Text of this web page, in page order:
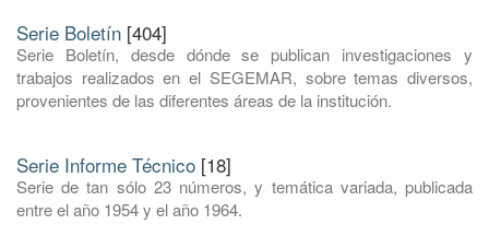
Serie Boletín [404]
Serie Boletín, desde dónde se publican investigaciones y
trabajos realizados en el SEGEMAR, sobre temas diversos,
provenientes de las diferentes áreas de la institución.
Serie Informe Técnico [18]
Serie de tan sólo 23 números, y temática variada, publicada
entre el año 1954 y el año 1964.